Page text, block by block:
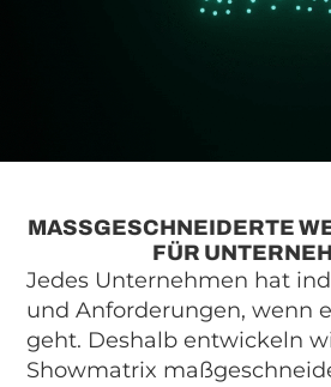
MASSGESCHNEIDERTE
ÜR
Jedes Unternehmen hat
und Anforderungen, wenn
geht. Deshalb entwickeln
Showmatrix